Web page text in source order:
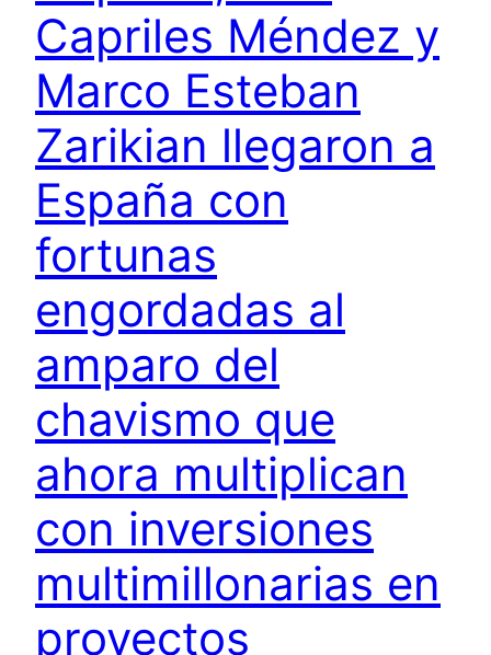
Capriles Méndez y
Marco Esteban
Zarikian llegaron a
España con
fortunas
engordadas al
amparo del
chavismo que
ahora multiplican
con inversiones
multimillonarias en
proyectos